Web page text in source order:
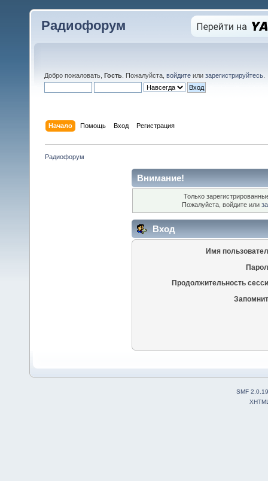
Радиофорум
Добро пожаловать, Гость . Пожалуйста, войдите или зарегистрируйтесь
Начало Помощь Вход Регистрация
Радиофорум
Внимание!
Только
Пожалуйста, войдите или
Вход
Имя
Продолжительность
SMF 2.0.19